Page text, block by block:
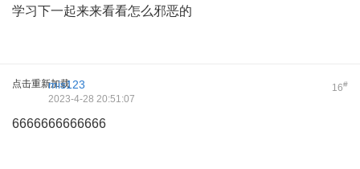
学习下一起来来看看怎么邪恶的
点击重新加载 16#
mis123
2023-4-28 20:51:07
6666666666666